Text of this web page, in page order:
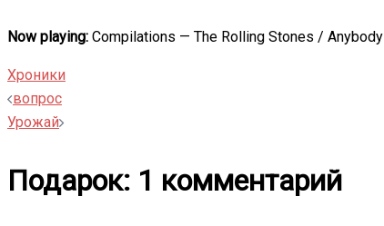
Now playing: Compilations — The Rolling Stones /
Хроники
Навигация
вопрос
Урожай
Подарок: 1 комментарий